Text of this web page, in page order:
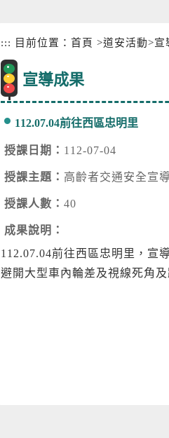
::: 目前位置： 首頁 >道安活動>宣
宣導成果
112.07.04前往西區忠明里
授課日期： 112-07-04
授課主題： 高齡者交通安全宣
授課人數： 40
成果說明：
112.07.04前往西區忠明里，宣
避開大型車內輪差及視線死角及